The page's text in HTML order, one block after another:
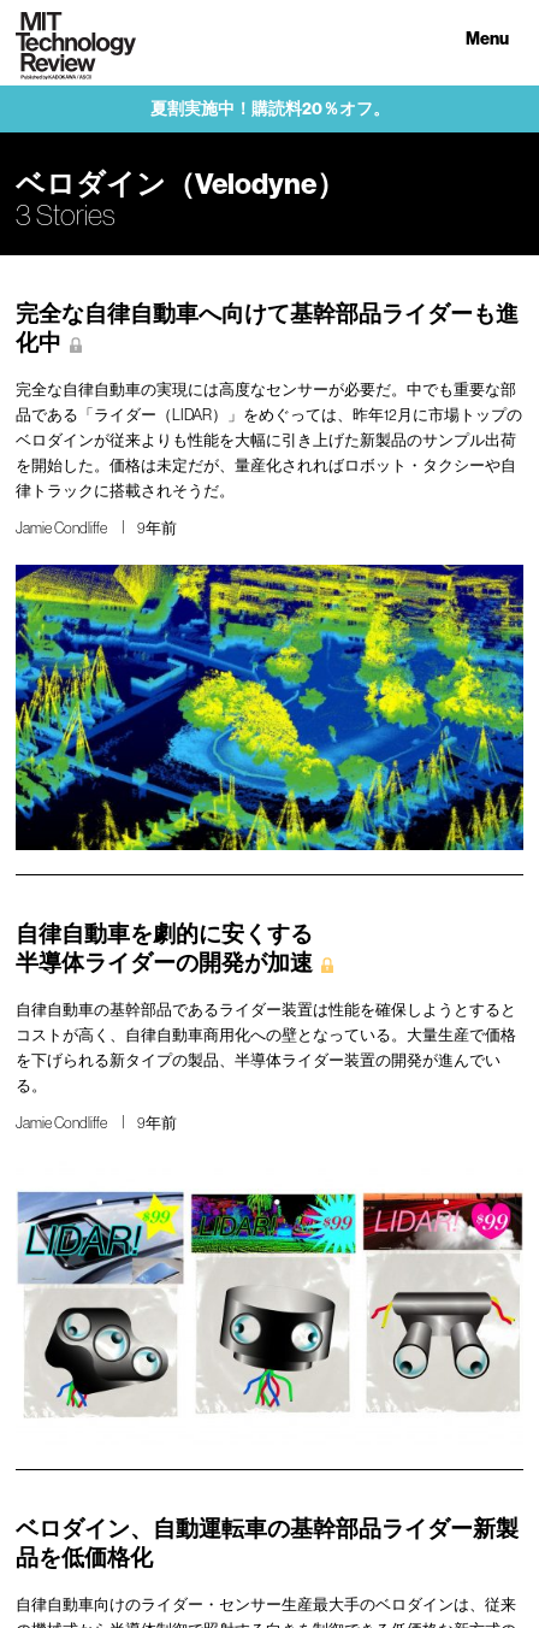
Menu
夏割実施中！購読料20％オフ。
ベロダイン（Velodyne）
3 Stories
完全な自律自動車へ向けて基幹部品ライダーも進
化中
完全な自律自動車の実現には高度なセンサーが必要だ。中でも重要な部
品である「ライダー（LIDAR）」をめぐっては、昨年12月に市場トップの
ベロダインが従来よりも性能を大幅に引き上げた新製品のサンプル出荷
を開始した。価格は未定だが、量産化されればロボット・タクシーや自
律トラックに搭載されそうだ。
Jamie Condliffe 9年前
自律自動車を劇的に安くする
半導体ライダーの開発が加速
自律自動車の基幹部品であるライダー装置は性能を確保しようとすると
コストが高く、自律自動車商用化への壁となっている。大量生産で価格
を下げられる新タイプの製品、半導体ライダー装置の開発が進んでい
る。
Jamie Condliffe 9年前
ベロダイン、自動運転車の基幹部品ライダー新製
品を低価格化
自律自動車向けのライダー・センサー生産最大手のベロダインは、従来